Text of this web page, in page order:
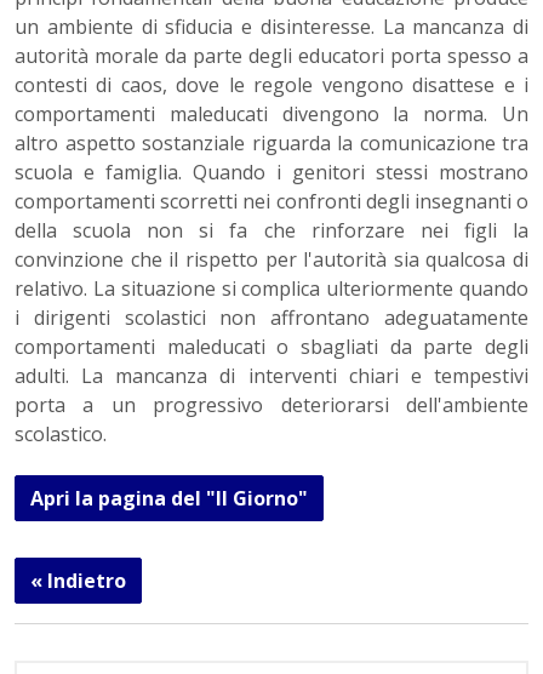
un ambiente di sfiducia e disinteresse. La mancanza di
autorità morale da parte degli educatori porta spesso a
contesti di caos, dove le regole vengono disattese e i
comportamenti maleducati divengono la norma. Un
altro aspetto sostanziale riguarda la comunicazione tra
scuola e famiglia. Quando i genitori stessi mostrano
comportamenti scorretti nei confronti degli insegnanti o
della scuola non si fa che rinforzare nei figli la
convinzione che il rispetto per l'autorità sia qualcosa di
relativo. La situazione si complica ulteriormente quando
i dirigenti scolastici non affrontano adeguatamente
comportamenti maleducati o sbagliati da parte degli
adulti. La mancanza di interventi chiari e tempestivi
porta a un progressivo deteriorarsi dell'ambiente
scolastico.
Apri la pagina del "Il Giorno"
« Indietro